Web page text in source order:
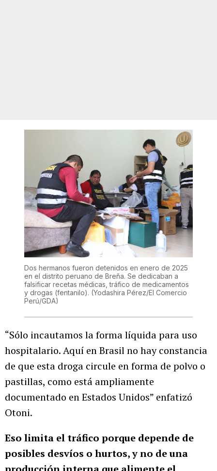
Dos hermanos fueron detenidos en enero de 2025
en el distrito peruano de Breña. Se dedicaban a
falsificar recetas médicas, tráfico de medicamentos
y drogas (fentanilo). (Yodashira Pérez/El Comercio
Perú/GDA)
“Sólo incautamos la forma líquida para uso
hospitalario. Aquí en Brasil no hay constancia
de que esta droga circule en forma de polvo o
pastillas, como está ampliamente
documentado en Estados Unidos” enfatizó
Otoni.
Eso limita el tráfico porque depende de
posibles desvíos o hurtos, y no de una